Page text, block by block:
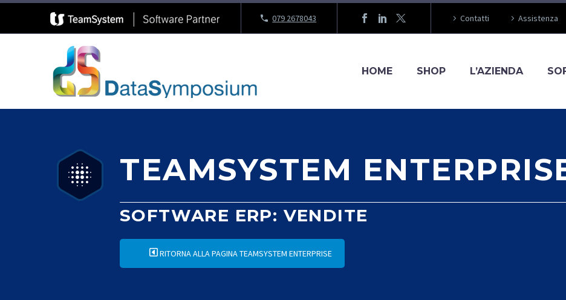
079 2678043 Contatti Assistenza
HOME SHOP L’AZIENDA

 TEAMSYSTEM
SOFTWARE ERP: VENDITE
RITORNA ALLA PAGINA TEAMSYSTEM ENTERPRISE